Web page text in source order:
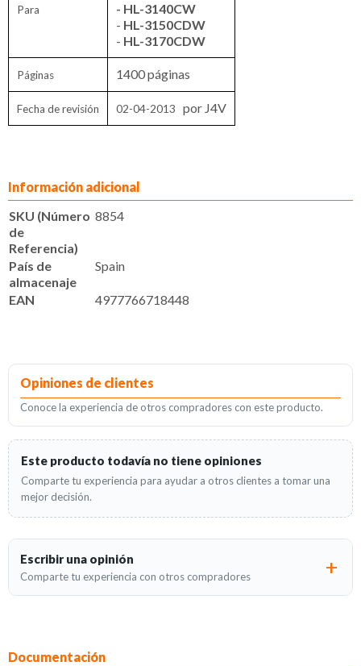
Para
- HL-3140CW
- HL-3150CDW
- HL-3170CDW
Páginas 1400 páginas
Fecha de revisión 02-04-2013 por J4V
Información adicional
SKU (Número
de
Referencia)
8854
País de
almacenaje
Spain
EAN 4977766718448
Opiniones de clientes
Conoce la experiencia de otros compradores con este producto.
Este producto todavía no tiene opiniones
Comparte tu experiencia para ayudar a otros clientes a tomar una
mejor decisión.
Escribir una opinión
Comparte tu experiencia con otros compradores
Documentación